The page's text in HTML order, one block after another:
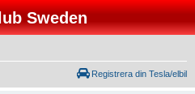
Sweden
Registrera din Tesla/elbil